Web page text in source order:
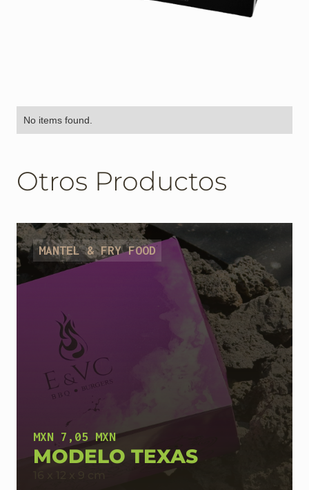
No items found.
Otros Productos
MANTEL & FRY FOOD
MXN 7,05 MXN
MODELO TEXAS